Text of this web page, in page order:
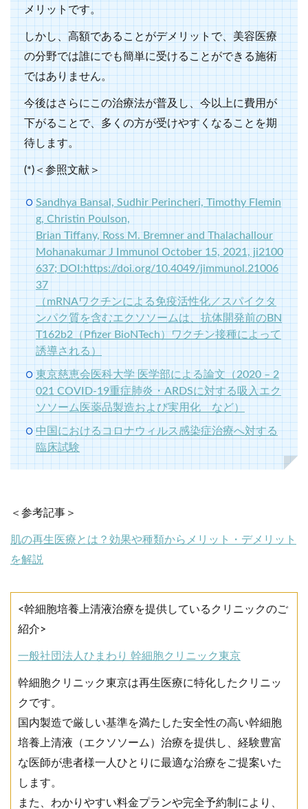
メリットです。
しかし、高額であることがデメリットで、美容医療
の分野では誰にでも簡単に受けることができる施術
ではありません。
今後はさらにこの治療法が普及し、今以上に費用が
下がることで、多くの方が受けやすくなることを期
待します。
(*)＜参照文献＞
Sandhya Bansal, Sudhir Perincheri, Timothy Flemin
g, Christin Poulson,
Brian Tiffany, Ross M. Bremner and Thalachallour
Mohanakumar J Immunol October 15, 2021, ji2100
637; DOI:https://doi.org/10.4049/jimmunol.21006
37
（mRNAワクチンによる免疫活性化／スパイクタ
ンパク質を含むエクソソームは、抗体開発前のBN
T162b2（Pfizer BioNTech）ワクチン接種によって
誘導される）
東京慈恵会医科大学 医学部による論文（2020 – 2
021 COVID-19重症肺炎・ARDSに対する吸入エク
ソソーム医薬品製造および実用化 など）
中国におけるコロナウィルス感染症治療へ対する
臨床試験
＜参考記事＞
肌の再生医療とは？効果や種類からメリット・デメリット
を解説
<幹細胞培養上清液治療を提供しているクリニックのご
紹介>
一般社団法人ひまわり 幹細胞クリニック東京
幹細胞クリニック東京は再生医療に特化したクリニッ
クです。
国内製造で厳しい基準を満たした安全性の高い幹細胞
培養上清液（エクソソーム）治療を提供し、経験豊富
な医師が患者様一人ひとりに最適な治療をご提案いた
します。
また、わかりやすい料金プランや完全予約制により、